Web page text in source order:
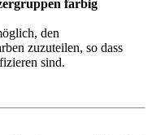
farbig
den
zuzuteilen, so dass
sind.